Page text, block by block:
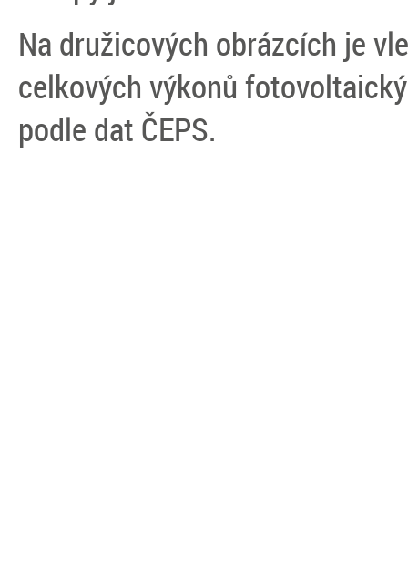
Na družicových obrázcích je
celkových výkonů
podle dat ČEPS.